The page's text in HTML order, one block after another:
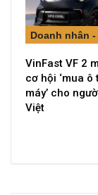
VinFast VF 2
cơ hội ‘mua ô
máy’ cho
Việt